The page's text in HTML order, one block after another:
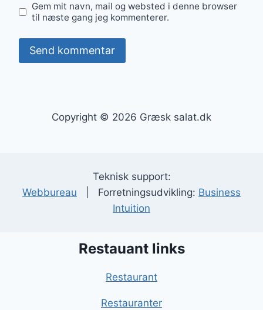
Gem mit navn, mail og websted i denne browser
til næste gang jeg kommenterer.
Copyright © 2026 Græsk salat.dk
Teknisk support:
Webbureau | Forretningsudvikling: Business
Intuition
Restauant links
Restaurant
Restauranter